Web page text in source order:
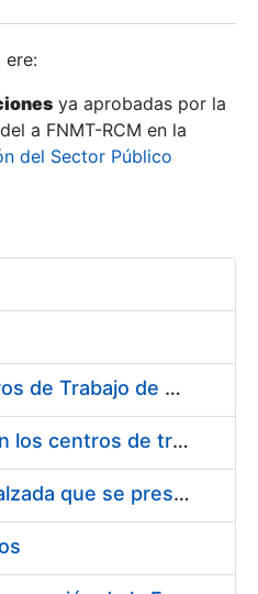
ere:
ya aprobadas por la
a FNMT-RCM en la
del Sector Público
Suministro de Protectores Auditivos a medida para las personas trabajadoras de los Centros de Trabajo de Madrid y Burgos
Suministro de gafas graduadas antiproyecciones para los trabajadores de la FNMT-RCM en los centros de trabajo de Madrid y Burgos
Servicios de una empresa externa para el asesoramiento y resolución de los recursos de alzada que se presentan relacionados con procesos de selección para la FNMT-RCM